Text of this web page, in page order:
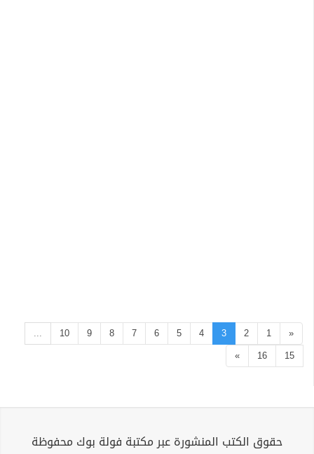
«
1
2
3
4
5
6
7
8
9
10
...
15
16
»
حقوق الكتب المنشورة عبر مكتبة فولة بوك محفوظة